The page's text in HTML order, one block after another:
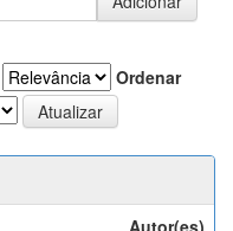
Ordenar
Autor(es)